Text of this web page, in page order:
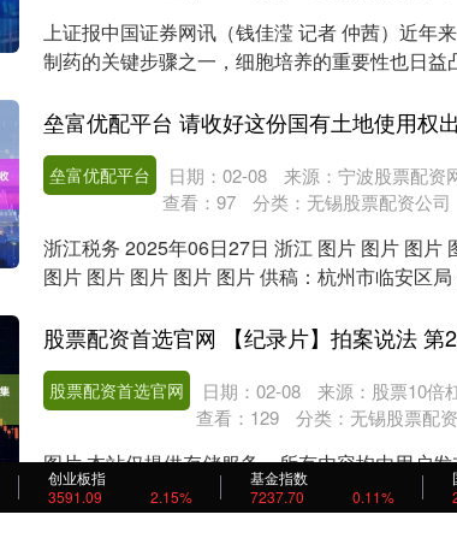
上证报中国证券网讯（钱佳滢 记者 仲茜）近年
制药的关键步骤之一，细胞培养的重要性也日益
垒富优配平台 日期：02-08
来源：宁波股票配资
查看： 97 分类： 无锡股票配资公司
浙江税务 2025年06日27日 浙江 图片 图片 图片
图片 图片 图片 图片 图片 供稿：杭州市临安区
股票配资首选官网 日期：02-08
来源：股票10倍
查看： 129 分类： 无锡股票配
图片 本站仅提供存储服务，所有内容均由用户
请点击举报。....
创业板指
3591.09
2.15%
基金指数
7237.70
0.11%